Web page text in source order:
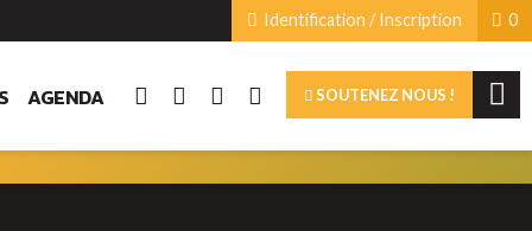
0
Identification / Inscription
AGENDA SOUTENEZ NOUS !